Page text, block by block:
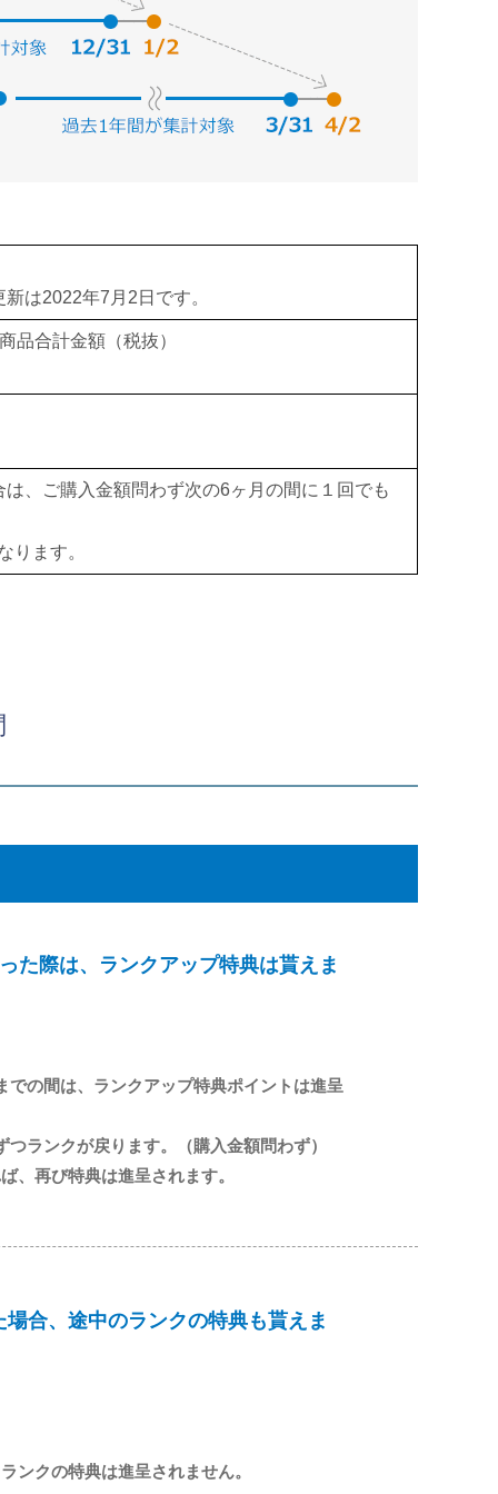
は2022年7月2日です。
品合計金額（税抜）
、ご購入金額問わず次の6ヶ月の間に１回でも
ります。
た際は、ランクアップ特典は貰えま
の間は、ランクアップ特典ポイントは進呈
ランクが戻ります。（購入金額問わず）
、再び特典は進呈されます。
合、途中のランクの特典も貰えま
ンクの特典は進呈されません。